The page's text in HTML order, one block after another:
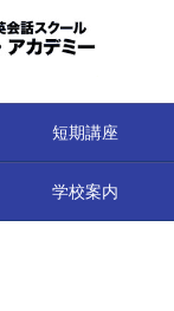
短期講座
学校案内